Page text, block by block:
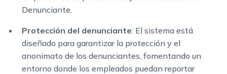
Denunciante.
Protección del denunciante: El sistema está
diseñado para garantizar la protección y el
anonimato de los denunciantes, fomentando un
entorno donde los empleados puedan reportar